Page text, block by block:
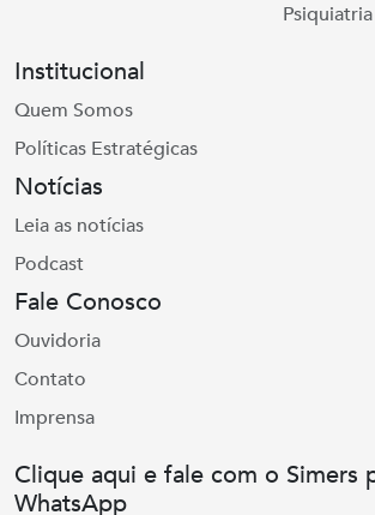
Psiquiatria
Institucional
Quem Somos
Políticas Estratégicas
Notícias
Leia as notícias
Podcast
Fale Conosco
Ouvidoria
Contato
Imprensa
Clique aqui e fale com o Simers
WhatsApp